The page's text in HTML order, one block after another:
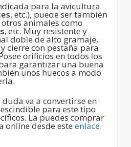
para la avicultura
, etc.), puede ser también
animales como
, etc. Muy resistente y
doble de alto gramaje.
cierre con pestaña para
orificios en todos los
garantizar una buena
unos huecos a modo
va a convertirse en
para este tipo
La puedes comprar
online desde este enlace.